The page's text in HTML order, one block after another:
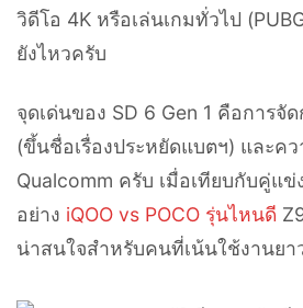
วิดีโอ 4K หรือเล่นเกมทั่วไป
ยังไหวครับ
จุดเด่นของ SD 6 Gen 1 คือการจั
(ขึ้นชื่อเรื่องประหยัดแบตฯ) และค
Qualcomm ครับ เมื่อเทียบกับคู่แข่
อย่าง iQOO vs POCO รุ่นไหนดี
น่าสนใจสำหรับคนที่เน้นใช้งานยา